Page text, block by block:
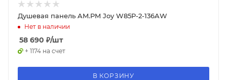
Душевая панель AM.PM Joy W85P-2-136AW
Нет в наличии
58 690 ₽/шт
+ 1174 на счет
В КОРЗИНУ